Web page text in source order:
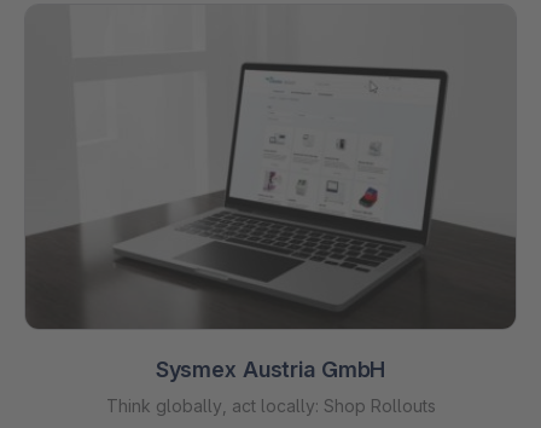
Sysmex Austria GmbH
Think globally, act locally: Shop Rollouts